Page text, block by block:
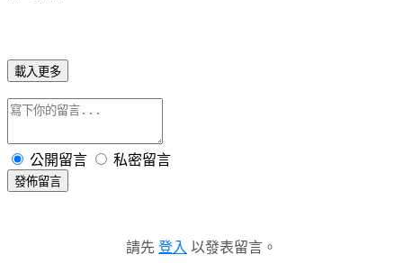
載入更多
公開留言 私密留言
發佈留言
請先 登入 以發表留言。